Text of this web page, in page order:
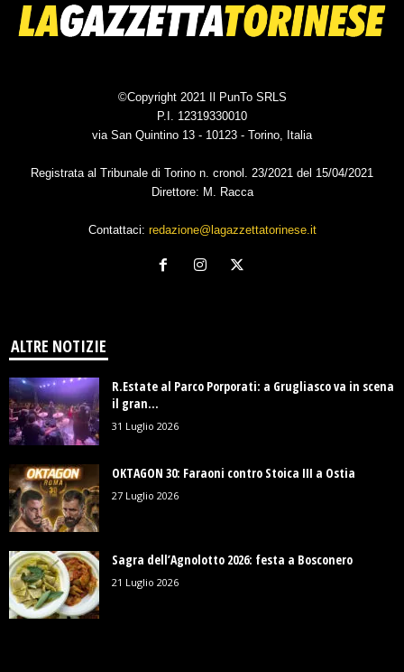
©Copyright 2021 Il PunTo SRLS
P.I. 12319330010
via San Quintino 13 - 10123 - Torino, Italia
Registrata al Tribunale di Torino n. cronol. 23/2021 del 15/04/2021
Direttore: M. Racca
Contattaci: redazione@lagazzettatorinese.it
ALTRE NOTIZIE
R.Estate al Parco Porporati: a Grugliasco va in scena
il gran...
31 Luglio 2026
OKTAGON 30: Faraoni contro Stoica III a Ostia
27 Luglio 2026
Sagra dell’Agnolotto 2026: festa a Bosconero
21 Luglio 2026